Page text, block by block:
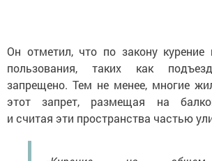
Он отметил, что по закону
пользования, таких как
запрещено. Тем не менее, многие
этот запрет, размещая на
и считая эти пространства частью